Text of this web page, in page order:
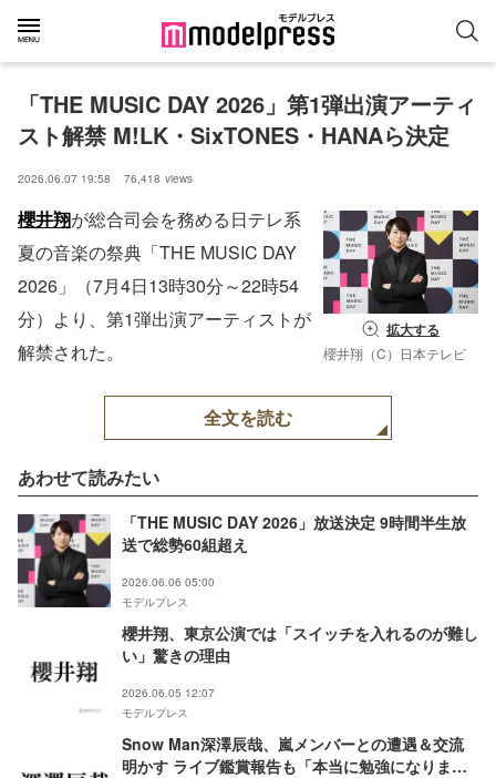
「THE MUSIC DAY 2026」第1弾出演アーティ
スト解禁 M!LK・SixTONES・HANAら決定
2026.06.07 19:58 76,418 views
拡大する
櫻井翔（C）日本テレビ
櫻井翔が総合司会を務める日テレ系
夏の音楽の祭典「THE MUSIC DAY
2026」（7月4日13時30分～22時54
分）より、第1弾出演アーティストが
解禁された。
全文を読む
あわせて読みたい
「THE MUSIC DAY 2026」放送決定 9時間半生放
送で総勢60組超え
2026.06.06 05:00
モデルプレス
櫻井翔、東京公演では「スイッチを入れるのが難し
い」驚きの理由
2026.06.05 12:07
モデルプレス
Snow Man深澤辰哉、嵐メンバーとの遭遇＆交流
明かす ライブ鑑賞報告も「本当に勉強になりまし